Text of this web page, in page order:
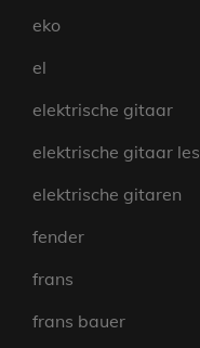
eko
el
elektrische gitaar
elektrische gitaar les
elektrische gitaren
fender
frans
frans bauer